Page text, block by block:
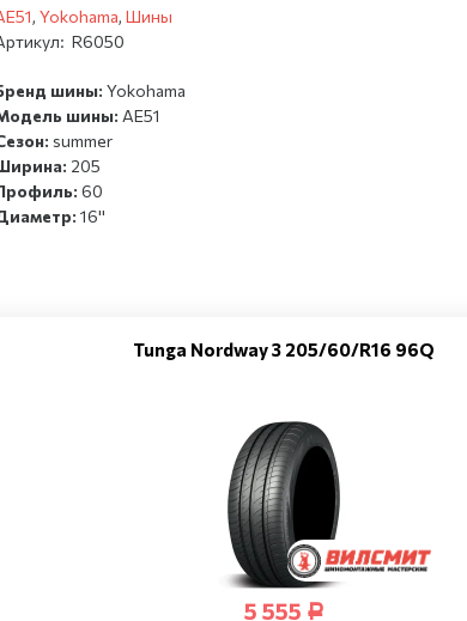
,Yokohama,Шины
R6050
шины:Yokohama
шины: AE51
summer
205
60
16''
Tunga Nordway 3 205/60/R16 96Q
5 555 Р